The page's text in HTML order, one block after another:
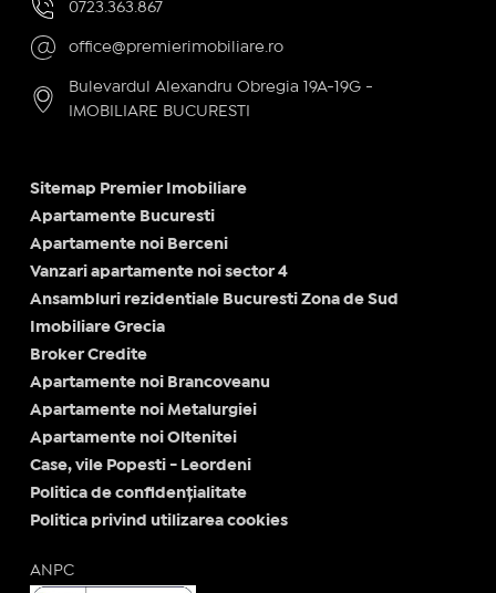
0723.363.867
office@premierimobiliare.ro
Bulevardul Alexandru Obregia 19A-19G -
IMOBILIARE BUCURESTI
Sitemap Premier Imobiliare
Apartamente Bucuresti
Apartamente noi Berceni
Vanzari apartamente noi sector 4
Ansambluri rezidentiale Bucuresti Zona de Sud
Imobiliare Grecia
Broker Credite
Apartamente noi Brancoveanu
Apartamente noi Metalurgiei
Apartamente noi Oltenitei
Case, vile Popesti - Leordeni
Politica de confidențialitate
Politica privind utilizarea cookies
ANPC